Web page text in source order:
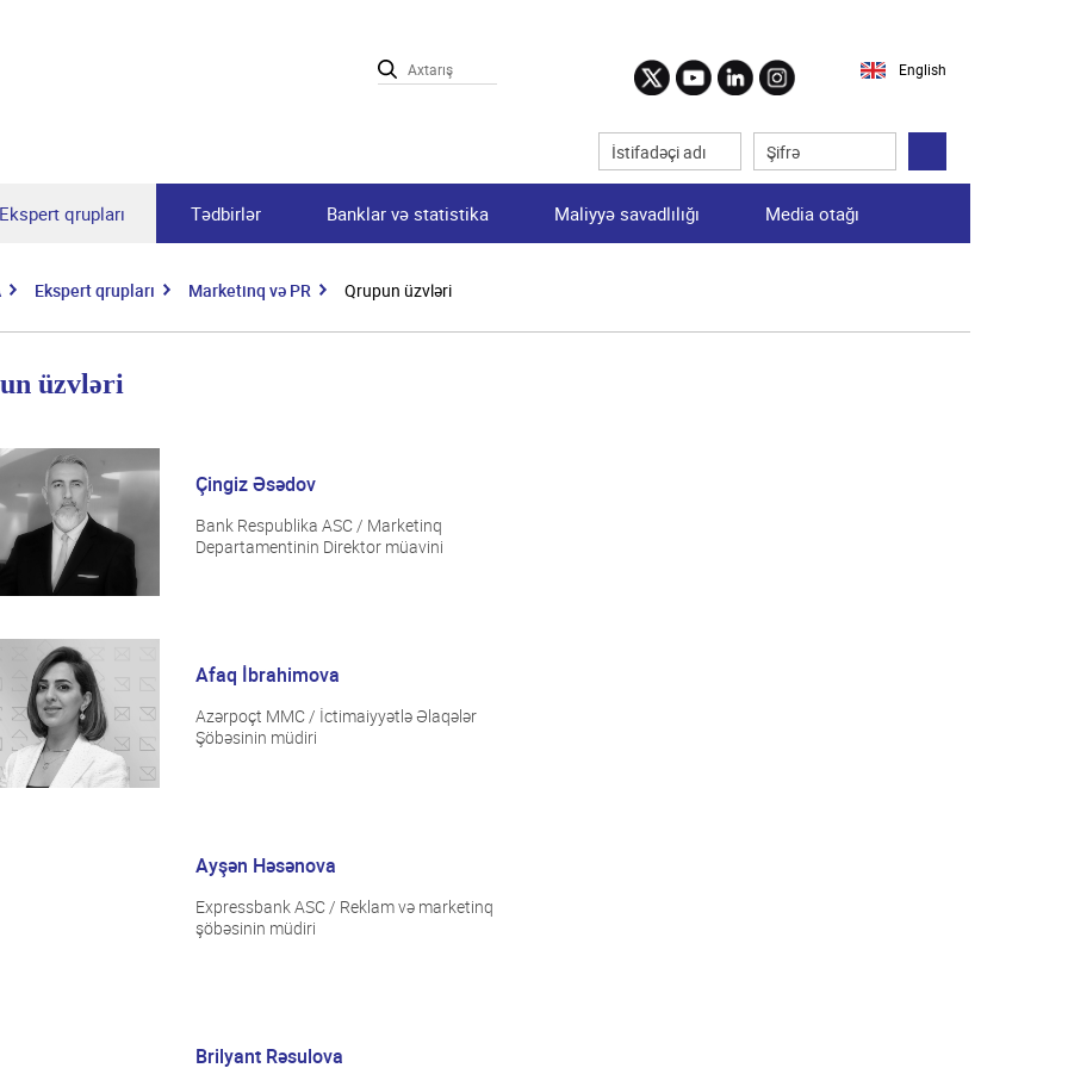
English
Ekspert qrupları Tədbirlər Banklar və statistika Maliyyə savadlılığı Media otağı
Ekspert qrupları Marketinq və PR Qrupun üzvləri
üzvləri
Çingiz Əsədov
Bank Respublika ASC / Marketinq
Departamentinin Direktor müavini
Afaq İbrahimova
Azərpoçt MMC / İctimaiyyətlə Əlaqələr
Şöbəsinin müdiri
Ayşən Həsənova
Expressbank ASC / Reklam və marketinq
şöbəsinin müdiri
Brilyant Rəsulova
Qrupu
qarşı mübarizə